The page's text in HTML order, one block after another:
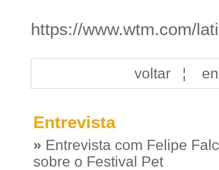
https://www.wtm.com/
voltar¦
Entrevista
» Entrevista com Felipe
sobre o Festival Pet